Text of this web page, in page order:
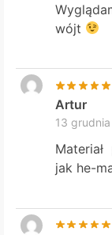
wójt
Artur
13
jak he-